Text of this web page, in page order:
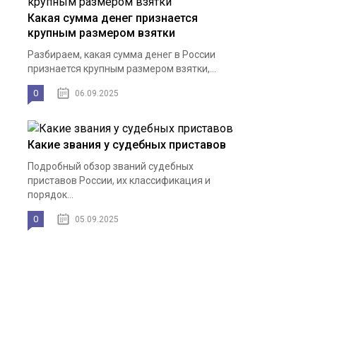
Какая сумма денег признается
крупным размером взятки
Разбираем, какая сумма денег в России
признается крупным размером взятки,...
0 06.09.2025
Какие звания у судебных приставов
Подробный обзор званий судебных
приставов России, их классификация и
порядок...
0 05.09.2025